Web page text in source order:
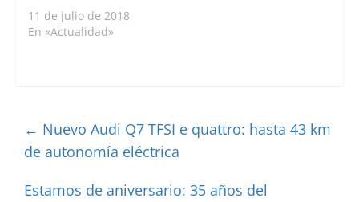
11 de julio de 2018
En «Actualidad»
← Nuevo Audi Q7 TFSI e quattro: hasta 43 km
de autonomía eléctrica
Estamos de aniversario: 35 años del